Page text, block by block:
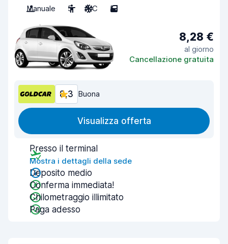
Manuale 5 A/C 5
8,28 €
al giorno
Cancellazione gratuita
8,3 Buona
Visualizza offerta
Presso il terminal
Mostra i dettagli della sede
Deposito medio
Conferma immediata!
Chilometraggio illimitato
Paga adesso